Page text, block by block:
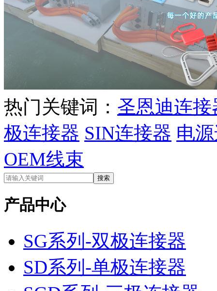
热门关键词： 圣恩迪连接
极连接器 SIN连接器 电
OEM线束
产品中心
SG系列-双极连接器
SD系列-单极连接器